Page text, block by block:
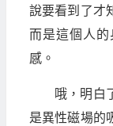
說要看到了才
而是這個人
感。
哦，明白
是異性磁場的